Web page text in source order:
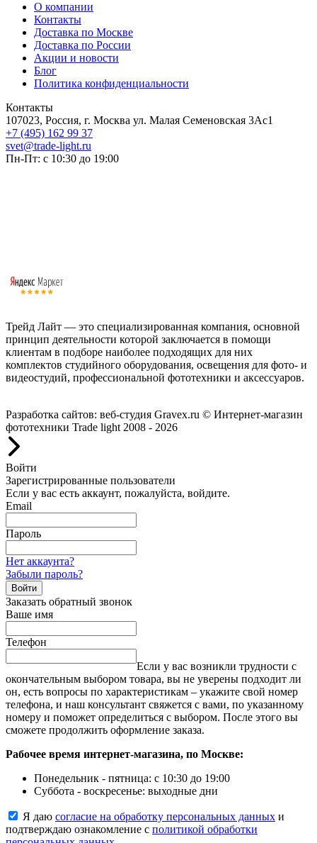
О компании
Контакты
Доставка по Москве
Доставка по России
Акции и новости
Блог
Политика конфиденциальности
Контакты
107023, Россия, г. Москва ул. Малая Семеновская 3Ас1
+7 (495) 162 99 37
svet@trade-light.ru
Пн-Пт: с 10:30 до 19:00
Трейд Лайт — это специализированная компания, основной
принцип деятельности которой заключается в помощи
клиентам в подборе наиболее подходящих для них
комплектов студийного оборудования, освещения для фото- и
видеостудий, профессиональной фототехники и аксессуаров.
Разработка сайтов: веб-студия Gravex.ru © Интернет-магазин
фототехники Trade light 2008 - 2026
Войти
Зарегистрированные пользователи
Если у вас есть аккаунт, пожалуйста, войдите.
Email
Пароль
Нет аккаунта?
Забыли пароль?
Войти
Заказать обратный звонок
Ваше имя
Телефон
Если у вас возникли трудности с
окончательным выбором товара, вы не уверены подходит ли
он, есть вопросы по характеристикам – укажите свой номер
телефона, и наш консультант свяжется с вами, по указанному
номеру и поможет определиться с выбором. После этого вы
сможете продолжить оформление заказа.
Рабочее время интернет-магазина, по Москве:
Понедельник - пятница: с 10:30 до 19:00
Суббота - воскресенье: выходные дни
Я даю согласие на обработку персональных данных и
подтверждаю ознакомление с политикой обработки